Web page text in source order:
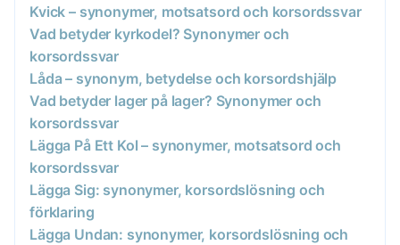
Kvick – synonymer, motsatsord och korsordssvar
Vad betyder kyrkodel? Synonymer och
korsordssvar
Låda – synonym, betydelse och korsordshjälp
Vad betyder lager på lager? Synonymer och
korsordssvar
Lägga På Ett Kol – synonymer, motsatsord och
korsordssvar
Lägga Sig: synonymer, korsordslösning och
förklaring
Lägga Undan: synonymer, korsordslösning och